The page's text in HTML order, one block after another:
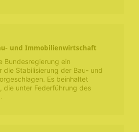
und Immobilienwirtschaft
Bundesregierung ein
die Stabilisierung der Bau- und
Es beinhaltet
die unter Federführung des